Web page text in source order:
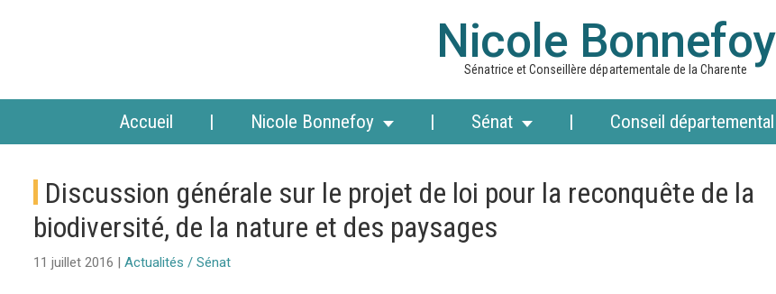
Nicole Bonnefoy
Sénatrice et Conseillère départementale de la Charente
Accueil Nicole Bonnefoy Sénat Conseil départemental
Discussion générale sur le projet de loi pour la reconquête de la
biodiversité, de la nature et des paysages
11 juillet 2016 | Actualités / Sénat